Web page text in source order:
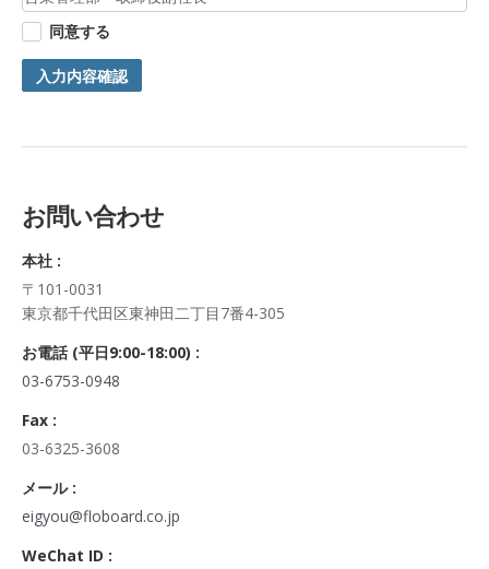
3. 個人情報の利用目的
お預かりした個人情報は、お問合せへの対応のために利用いた
します。
4. 第三者提供について
ご入力頂く個人情報は第三者に提供しません。
正・追加・削除、利用の停止または消去、第三者への提供の停
口に申し出ることができます。
その際、弊社はご本人を確認させていただいたうえで、合理的
な期間内に対応いたします。
株式会社FloBoard 個人情報問合せ窓口
〒101-0031 東京都千代田区東神田二丁目7番4-305
メールアドレス: info@floboard.co.jp TEL: 03-6753-0948
ールデンウィークを除く)
6. 個人情報における任意性について
個人情報のご提供は、ご本人の任意です。ただし、必須項目を
ご入力頂けない場合は本フォームをご利用頂けませんので、ご
了承ください。
同意する
入力内容確認
お問い合わせ
本社 :
〒101-0031
東京都千代田区東神田二丁目7番4-305
お電話 (平日9:00-18:00) :
03-6753-0948
Fax :
03-6325-3608
メール :
eigyou@floboard.co.jp
WeChat ID :